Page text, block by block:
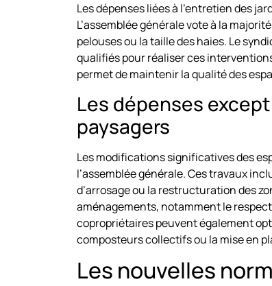
Les dépenses liées à l’entretien des
L’assemblée générale vote à la
pelouses ou la taille des haies. Le
qualifiés pour réaliser ces
permet de maintenir la qualité des
Les dépenses
paysagers
Les modifications significatives des
l’assemblée générale. Ces travaux
d’arrosage ou la restructuration des
aménagements, notamment le
copropriétaires peuvent également
composteurs collectifs ou la mise en
Les nouvelles